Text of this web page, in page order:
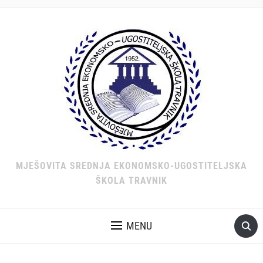
MJEŠOVITA SREDNJA EKONOMSKO-UGOSTITELJSKA
ŠKOLA TRAVNIK
MENU